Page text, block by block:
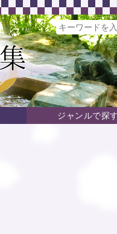
ジャンルで探す